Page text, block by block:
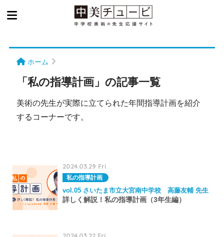
ホーム
「私の指導計画」の記事一覧
美術の先生が実際に立てられた年間指導計画を紹介
するコーナーです。
2024.03.29 Fri
私の指導計画
vol.05 さいたま市立大宮南中学校 高藤友輔 先生
詳しく解説！私の指導計画（3年生編）